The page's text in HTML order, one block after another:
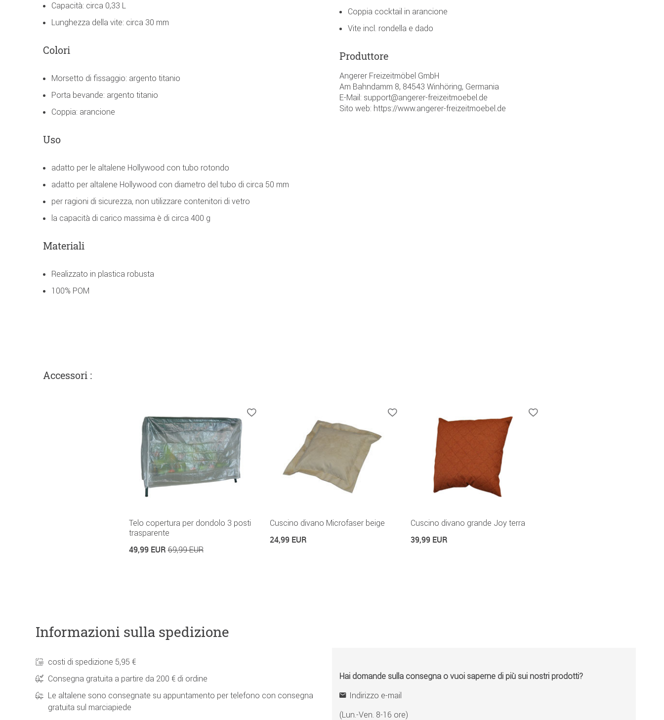
Capacità: circa 0,33 L
Lunghezza della vite: circa 30 mm
Colori
Morsetto di fissaggio: argento titanio
Porta bevande: argento titanio
Coppia: arancione
Uso
adatto per le altalene Hollywood con tubo rotondo
adatto per altalene Hollywood con diametro del tubo di circa 50 mm
per ragioni di sicurezza, non utilizzare contenitori di vetro
la capacità di carico massima è di circa 400 g
Materiali
Realizzato in plastica robusta
100% POM
Coppia cocktail in arancione
Vite incl. rondella e dado
Produttore
Angerer Freizeitmöbel GmbH
Am Bahndamm 8, 84543 Winhöring, Germania
E-Mail: support@angerer-freizeitmoebel.de
Sito web: https://www.angerer-freizeitmoebel.de
Accessori :
Telo copertura per dondolo 3 posti
trasparente
49,99 EUR69,99 EUR
Cuscino divano Microfaser beige
24,99 EUR
Cuscino divano grande Joy terra
39,99 EUR
Informazioni sulla spedizione
costi di spedizione 5,95 €
Consegna gratuita a partire da 200 € di ordine
Le altalene sono consegnate su appuntamento per telefono con consegna
gratuita sul marciapiede
Hai domande sulla consegna o vuoi saperne di più sui nostri prodotti?
Indirizzo e-mail
(Lun.-Ven. 8-16 ore)